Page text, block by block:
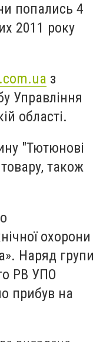
попались 4
2011 року
з
Управління
області.
"Тютюнові
також
охорони
Наряд групи
РВ УПО
прибув на